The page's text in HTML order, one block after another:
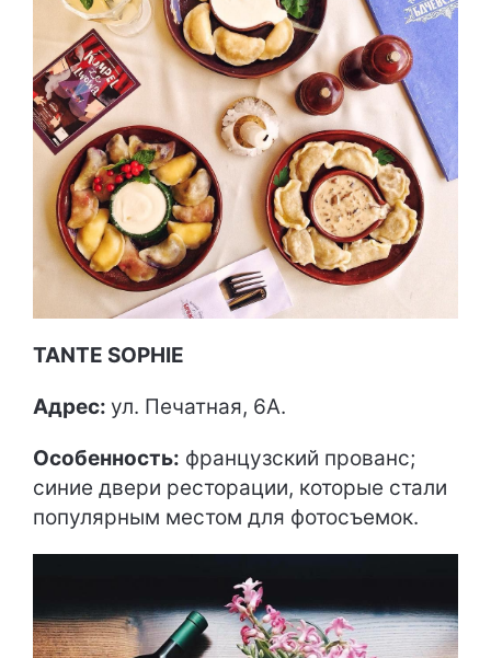
TANTE SOPHIE
Адрес: ул. Печатная, 6А.
Особенность: французский прованс;
синие двери ресторации, которые стали
популярным местом для фотосъемок.